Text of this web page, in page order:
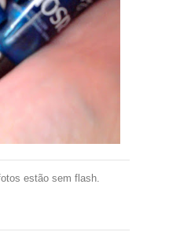
estão sem flash.